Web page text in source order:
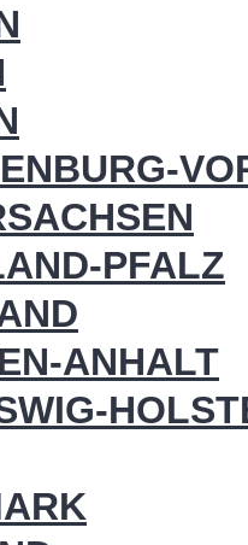
PFALZ
ANHALT